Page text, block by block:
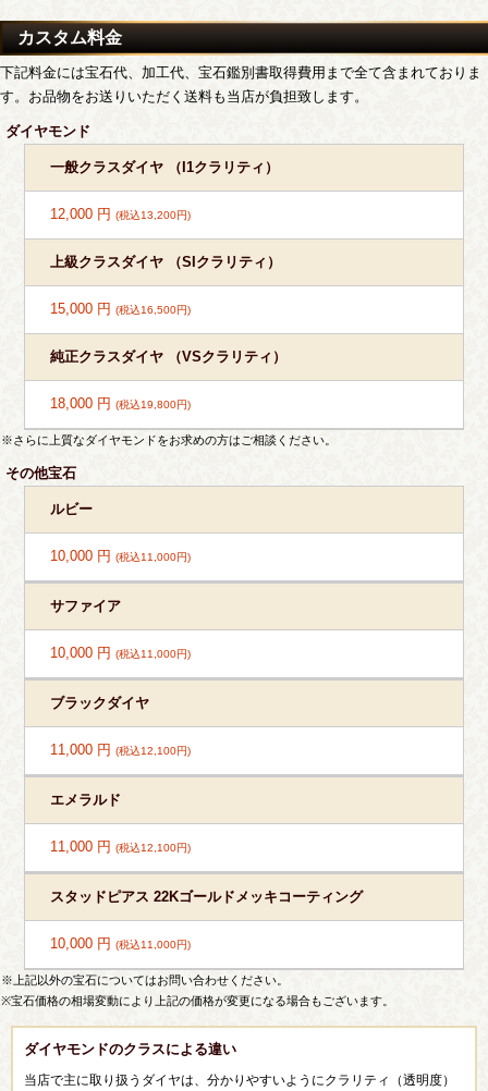
カスタム料金
下記料金には宝石代、加工代、宝石鑑別書取得費用まで全て含まれておりま
す。お品物をお送りいただく送料も当店が負担致します。
ダイヤモンド
一般クラスダイヤ （I1クラリティ）
12,000 円(税込13,200円)
上級クラスダイヤ （SIクラリティ）
15,000 円(税込16,500円)
純正クラスダイヤ （VSクラリティ）
18,000 円(税込19,800円)
※さらに上質なダイヤモンドをお求めの方はご相談ください。
その他宝石
ルビー
10,000 円(税込11,000円)
サファイア
10,000 円(税込11,000円)
ブラックダイヤ
11,000 円(税込12,100円)
エメラルド
11,000 円(税込12,100円)
スタッドピアス 22Kゴールドメッキコーティング
10,000 円(税込11,000円)
※上記以外の宝石についてはお問い合わせください。
※宝石価格の相場変動により上記の価格が変更になる場合もございます。
ダイヤモンドのクラスによる違い
当店で主に取り扱うダイヤは、分かりやすいようにクラリティ（透明度）